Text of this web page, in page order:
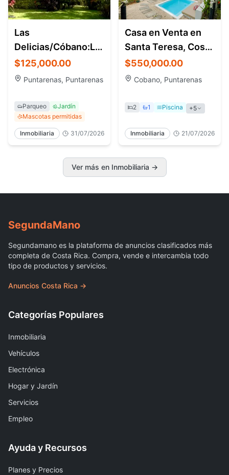
Las
Delicias/Cóbano:Lote
908 con agua
pot./precio:$125.000/8618-
$125,000.00
Puntarenas, Puntarenas
Parqueo
Jardín
Mascotas permitidas
Inmobiliaria 31/07/2026
Casa en Venta en
Santa Teresa, Costa
Rica
$550,000.00
Cobano, Puntarenas
2 1 Piscina +5
Inmobiliaria 21/07/2026
Ver más en Inmobiliaria →
SegundaMano
Segundamano es la plataforma de anuncios clasificados más
completa de Costa Rica. Compra, vende e intercambia todo
tipo de productos y servicios.
Anuncios Costa Rica →
Categorías Populares
Inmobiliaria
Vehículos
Electrónica
Hogar y Jardín
Servicios
Empleo
Ayuda y Recursos
Planes y Precios